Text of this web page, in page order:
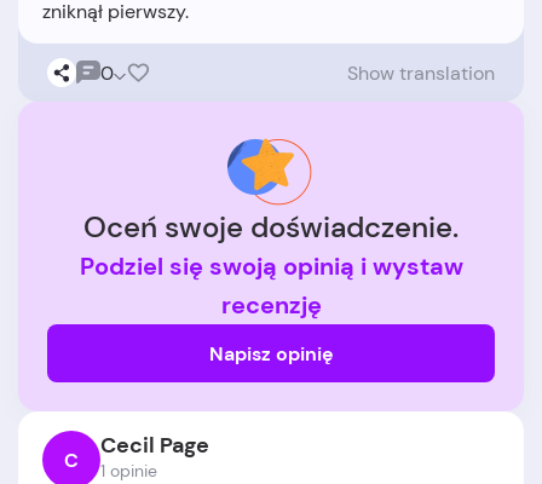
0 Show translation
Oceń swoje doświadczenie.
Podziel się swoją opinią i wystaw
recenzję
Napisz opinię
C Cecil Page
1 opinie